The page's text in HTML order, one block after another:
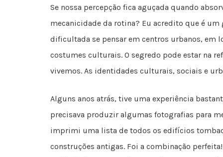
Se nossa percepção fica aguçada quando
mecanicidade da rotina? Eu acredito que é
dificultada se pensar em centros urbanos, em
costumes culturais. O segredo pode estar na
vivemos. As identidades culturais, sociais e
Alguns anos atrás, tive uma experiência
precisava produzir algumas fotografias para
imprimi uma lista de todos os edifícios
construções antigas. Foi a combinação